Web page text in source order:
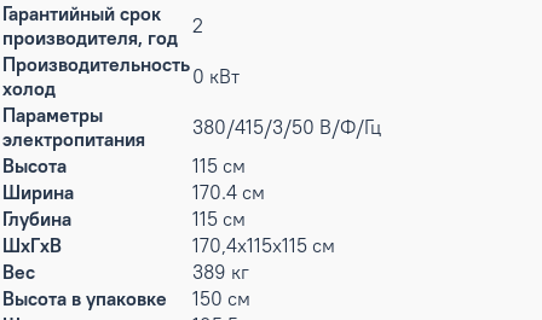
Гарантийный срок
производителя, год 2
Производительность
холод
0 кВт
Параметры
электропитания
380/415/3/50 В/Ф/Гц
Высота
115 см
Ширина
170.4 см
Глубина
115 см
ШxГxВ
170,4x115x115 см
Вес
389 кг
Высота в упаковке
150 см